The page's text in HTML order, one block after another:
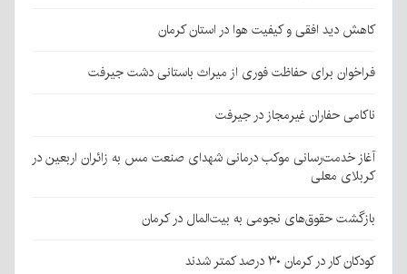
کاهش دید افقی و کیفیت هوا در استان کرمان
فراخوان برای حفاظت فوری از میراث باستانی دشت جیرفت
ناکامی حفاران غیرمجاز در جیرفت
آغاز خدمت‌رسانی موکب درمانی شهدای صنعت مس به زائران اربعین در
کربلای معلی
بازگشت حقوق‌های نجومی به بیت‌المال در کرمان
کودکان کار در کرمان ۳۰ درصد کمتر شدند